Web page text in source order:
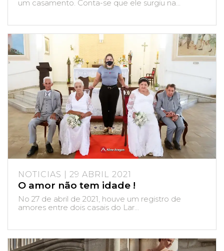
um casamento. Conta-se que ele surgiu na...
NOTICIAS | 29 ABRIL 2021
O amor não tem idade !
No 27 de abril de 2021, houve um registro de
amores entre dois casais do Lar...